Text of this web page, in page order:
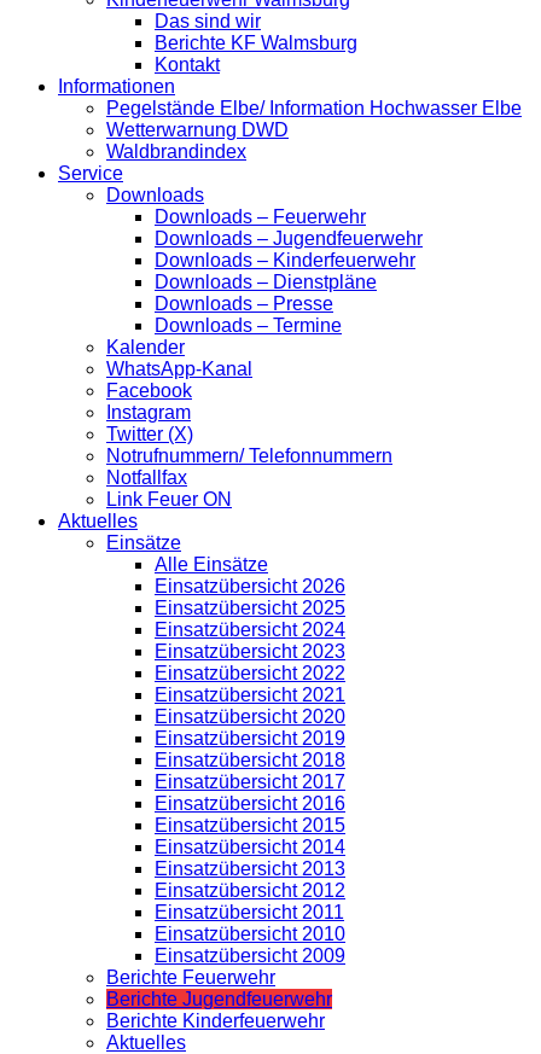
Das sind wir
Berichte KF Walmsburg
Kontakt
Informationen
Pegelstände Elbe/ Information Hochwasser Elbe
Wetterwarnung DWD
Waldbrandindex
Service
Downloads
Downloads – Feuerwehr
Downloads – Jugendfeuerwehr
Downloads – Kinderfeuerwehr
Downloads – Dienstpläne
Downloads – Presse
Downloads – Termine
Kalender
WhatsApp-Kanal
Facebook
Instagram
Twitter (X)
Notrufnummern/ Telefonnummern
Notfallfax
Link Feuer ON
Aktuelles
Einsätze
Alle Einsätze
Einsatzübersicht 2026
Einsatzübersicht 2025
Einsatzübersicht 2024
Einsatzübersicht 2023
Einsatzübersicht 2022
Einsatzübersicht 2021
Einsatzübersicht 2020
Einsatzübersicht 2019
Einsatzübersicht 2018
Einsatzübersicht 2017
Einsatzübersicht 2016
Einsatzübersicht 2015
Einsatzübersicht 2014
Einsatzübersicht 2013
Einsatzübersicht 2012
Einsatzübersicht 2011
Einsatzübersicht 2010
Einsatzübersicht 2009
Berichte Feuerwehr
Berichte Jugendfeuerwehr
Berichte Kinderfeuerwehr
Aktuelles